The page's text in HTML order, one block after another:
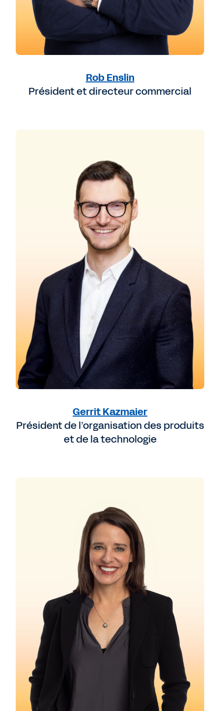
Rob Enslin
Président et directeur commercial
Gerrit Kazmaier
Président de l’organisation des produits
et de la technologie